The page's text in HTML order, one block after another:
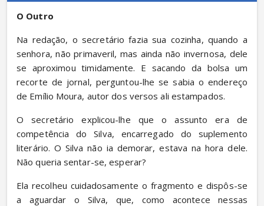
O Outro
Na redação, o secretário fazia sua cozinha, quando a
senhora, não primaveril, mas ainda não invernosa, dele
se aproximou timidamente. E sacando da bolsa um
recorte de jornal, perguntou-lhe se sabia o endereço
de Emílio Moura, autor dos versos ali estampados.
O secretário explicou-lhe que o assunto era de
competência do Silva, encarregado do suplemento
literário. O Silva não ia demorar, estava na hora dele.
Não queria sentar-se, esperar?
Ela recolheu cuidadosamente o fragmento e dispôs-se
a aguardar o Silva, que, como acontece nessas